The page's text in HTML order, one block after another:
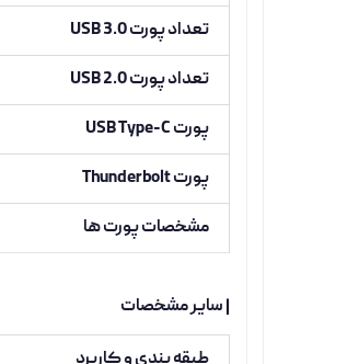
تعداد پورت USB 3.0
تعداد پورت USB 2.0
پورت USB Type-C
پورت Thunderbolt
مشخصات پورت ها
| سایر مشخصات